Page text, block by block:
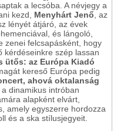
a lecsóba. A névjegy a
kezd, Menyhárt Jenő , az
lényét átjáró, az évek
és lángoló,
zenei felcsapásként, hogy
kérdéseinkre szép lassan
ütős: az Európa Kiadó
kereső Európa pedig
ahová oktalanság
, a dinamikus intróban
alapként elvárt,
amely egyszerre hordozza
és a ska stílusjegyeit.